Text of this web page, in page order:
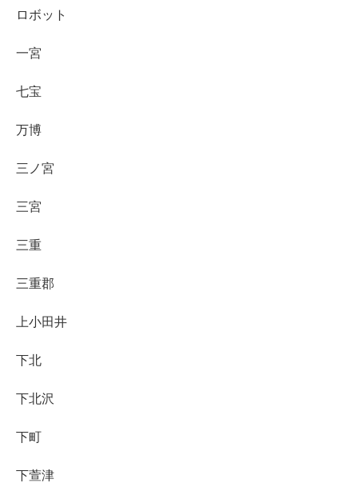
ロボット
一宮
七宝
万博
三ノ宮
三宮
三重
三重郡
上小田井
下北
下北沢
下町
下萱津